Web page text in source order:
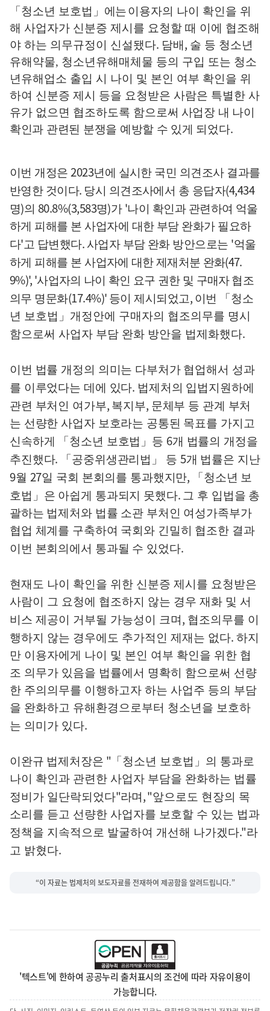
「 청소년 보호법 」 에는 이용자의 나이 확인을 위
해 사업자가 신분증 제시를 요청할 때 이에 협조해
야 하는 의무규정이 신설됐다. 담배 , 술 등 청소년
유해약물, 청소년유해매체물 등의 구입 또는 청소
년유해업소 출입 시 나이 및 본인 여부 확인을 위
하여 신분증 제시 등을 요청받은 사람은 특별한 사
유가 없으면 협조하도록 함으로써 사업장 내 나이
확인과 관련된 분쟁을 예방할 수 있게 되었다.
이번 개정은2023년에 실시한 국민 의견조사 결과를
반영한 것이다. 당시 의견조사에서 총 응답자(4,434
명)의 80.8%(3,583명)가 '나이 확인과 관련하여 억울
하게 피해를 본 사업자에 대한 부담 완화가 필요하
다'고 답변했다. 사업자 부담 완화 방안으로는 '억울
하게 피해를 본 사업자에 대한 제재처분 완화(47.
9%)', '사업자의 나이 확인 요구 권한 및 구매자 협조
의무 명문화(17.4%)' 등이 제시되었고, 이번 「 청소
년 보호법 」 개정안에 구매자의 협조의무를 명시
함으로써 사업자 부담 완화 방안을 법제화했다.
이번 법률 개정의 의미는 다부처가 협업해서 성과
를 이루었다는 데에 있다. 법제처의 입법지원하에
관련 부처인 여가부, 복지부, 문체부 등 관계 부처
는 선량한 사업자 보호라는 공통된 목표를 가지고
신속하게
「 청소년 보호법 」 등 6개 법률의 개정을
추진했다. 「 공중위생관리법 」 등 5개 법률은 지난
9월 27일 국회 본회의를 통과했지만, 「 청소년 보
호법 」 은 아쉽게 통과되지 못했다. 그 후 입법을 총
괄하는 법제처와 법률 소관 부처인 여성가족부가
협업 체계를 구축하여 국회와 긴밀히 협조한 결과
이번 본회의에서 통과될 수 있었다.
현재도 나이 확인을 위한 신분증 제시를 요청받은
사람이 그 요청에 협조하지 않는 경우 재화 및 서
비스 제공이 거부될 가능성이 크며 , 협조의무를 이
행하지 않는 경우에도 추가적인 제재는 없다. 하지
만 이용자에게 나이 및 본인 여부 확인을 위한 협
조 의무가 있음을 법률에서 명확히 함으로써 선량
한 주의의무를 이행하고자 하는 사업주 등의 부담
을 완화하고 유해환경으로부터 청소년을 보호하
는 의미가 있다.
이완규 법제처장은 " 「 청소년 보호법 」 의 통과로
나이 확인과 관련한 사업자 부담을 완화하는 법률
정비가 일단락되었다"라며 ,"앞으로도 현장의 목
소리를 듣고 선량한 사업자를 보호할 수 있는 법과
정책을 지속적으로 발굴하여 개선해 나가겠다."라
고 밝혔다.
“이 자료는 법제처의 보도자료를 전재하여 제공함을 알려드립니다.”
'텍스트'에 한하여 공공누리 출처표시의 조건에 따라 자유이용이
가능합니다.